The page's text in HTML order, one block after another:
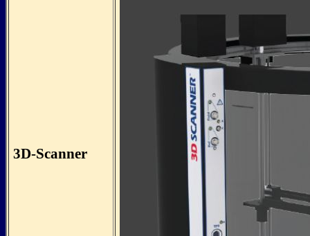
3D-Scanner